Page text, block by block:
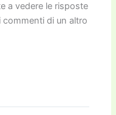
a vedere le risposte
di un altro